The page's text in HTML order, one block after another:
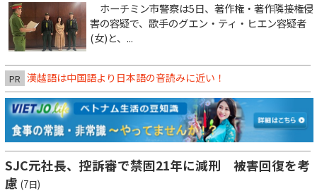
ホーチミン市警察は5日、著作権・著作隣接権侵
害の容疑で、歌手のグエン・ティ・ヒエン容疑者
(女)と、...
PR 漢越語は中国語より日本語の音読みに近い！
SJC元社長、控訴審で禁固21年に減刑 被害回復を考
慮 (7日)